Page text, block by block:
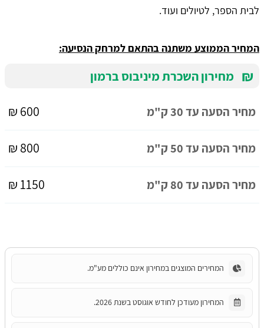
לבית הספר, לטיולים ועוד.
המחיר הממוצע משתנה בהתאם למרחק הנסיעה:
₪ מחירון השכרת מיניבוס ברמון
מחיר הסעה עד 30 ק"מ 600 ₪
מחיר הסעה עד 50 ק"מ 800 ₪
מחיר הסעה עד 80 ק"מ 1150 ₪
המחירים המוצגים במחירון אינם כוללים מע"מ.
המחירון מעודכן לחודש אוגוסט בשנת 2026.